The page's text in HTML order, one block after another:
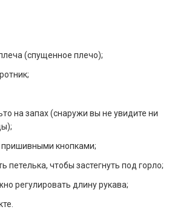
(спущенное плечо);
на запах (снаружи вы не увидите ни
пришивными кнопками;
петелька, чтобы застегнуть под горло;
регулировать длину рукава;